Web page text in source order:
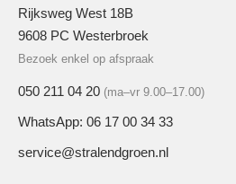
Rijksweg West 18B
9608 PC Westerbroek
Bezoek enkel op afspraak
050 211 04 20 (ma–vr 9.00–17.00)
WhatsApp: 06 17 00 34 33
service@stralendgroen.nl